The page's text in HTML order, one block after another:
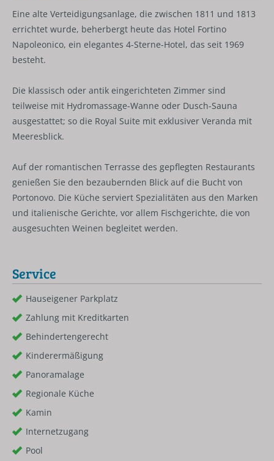
Eine alte Verteidigungsanlage, die zwischen 1811 und 1813
errichtet wurde, beherbergt heute das Hotel Fortino
Napoleonico, ein elegantes 4-Sterne-Hotel, das seit 1969
besteht.
Die klassisch oder antik eingerichteten Zimmer sind
teilweise mit Hydromassage-Wanne oder Dusch-Sauna
ausgestattet; so die Royal Suite mit exklusiver Veranda mit
Meeresblick.
Auf der romantischen Terrasse des gepflegten Restaurants
genießen Sie den bezaubernden Blick auf die Bucht von
Portonovo. Die Küche serviert Spezialitäten aus den Marken
und italienische Gerichte, vor allem Fischgerichte, die von
ausgesuchten Weinen begleitet werden.
Service
Hauseigener Parkplatz
Zahlung mit Kreditkarten
Behindertengerecht
Kinderermäßigung
Panoramalage
Regionale Küche
Kamin
Internetzugang
Pool